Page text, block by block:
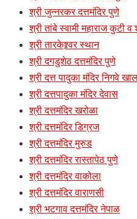
श्री जुन्नरकर दत्तमंदिर पुणे
श्री तांबे स्वामी महाराज कुटी व
श्री तारकेश्र्वर स्थान
श्री दगडुशेठ दत्तमंदिर पुणे
श्री दत्त पादुका मंदिर निगवे
श्री दत्तपादुका मंदिर देवास
श्री दत्तमंदिर खरोळा
श्री दत्तमंदिर डिग्रज
श्री दत्तमंदिर मुरुड
श्री दत्तमंदिर रास्तापेठ पुणे
श्री दत्तमंदिर वाकोला
श्री दत्तमंदिर वाराणसी
श्री भटगाव दत्तमंदिर नेपाळ